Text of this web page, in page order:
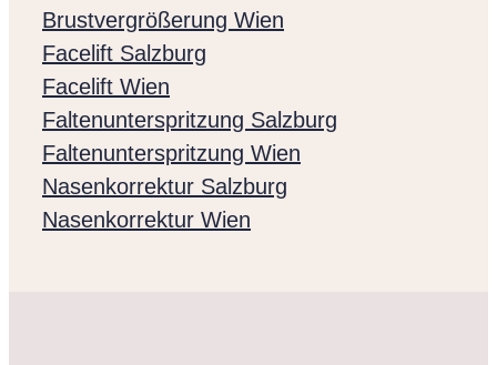
Brustvergrößerung Wien
Facelift Salzburg
Facelift Wien
Faltenunterspritzung Salzburg
Faltenunterspritzung Wien
Nasenkorrektur Salzburg
Nasenkorrektur Wien